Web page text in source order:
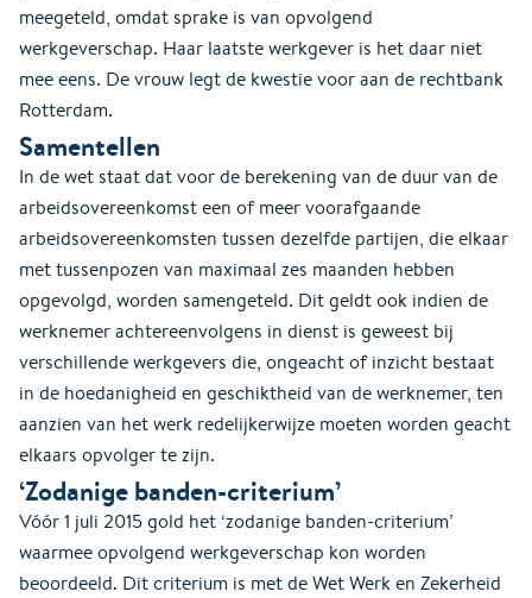
meegeteld, omdat sprake is van opvolgend
werkgeverschap. Haar laatste werkgever is het daar niet
mee eens. De vrouw legt de kwestie voor aan de rechtbank
Rotterdam.
Samentellen
In de wet staat dat voor de berekening van de duur van de
arbeidsovereenkomst een of meer voorafgaande
arbeidsovereenkomsten tussen dezelfde partijen, die elkaar
met tussenpozen van maximaal zes maanden hebben
opgevolgd, worden samengeteld. Dit geldt ook indien de
werknemer achtereenvolgens in dienst is geweest bij
verschillende werkgevers die, ongeacht of inzicht bestaat
in de hoedanigheid en geschiktheid van de werknemer, ten
aanzien van het werk redelijkerwijze moeten worden geacht
elkaars opvolger te zijn.
‘Zodanige banden-criterium’
Vóór 1 juli 2015 gold het ‘zodanige banden-criterium’
waarmee opvolgend werkgeverschap kon worden
beoordeeld. Dit criterium is met de Wet Werk en Zekerheid